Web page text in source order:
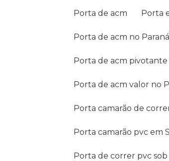
Porta de acm
Porta de acm no Paraná
Porta de acm
Porta de acm valor no
Porta camarão de
Porta camarão pvc em
Porta de correr pvc